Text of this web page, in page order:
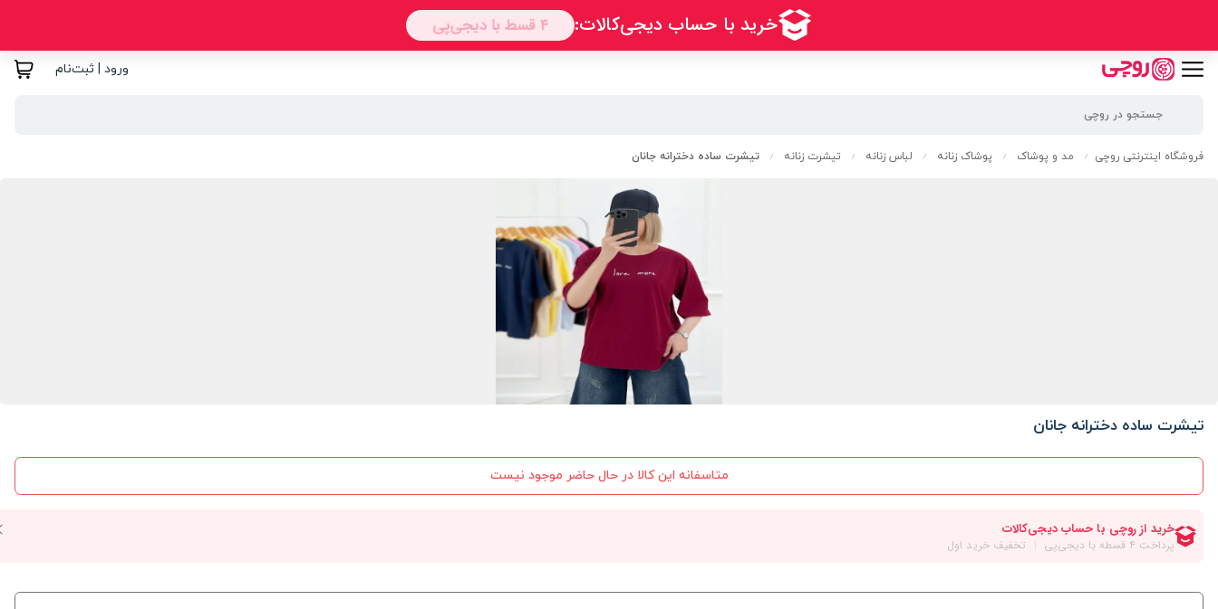
ورود | ثبت‌نام
فروشگاه اینترنتی روچی / مد و پوشاک / پوشاک زنانه / لباس زنانه / تیشرت زنانه / تیشرت ساده دخترانه جانان
تیشرت ساده دخترانه جانان
متاسفانه این کالا در حال حاضر موجود نیست